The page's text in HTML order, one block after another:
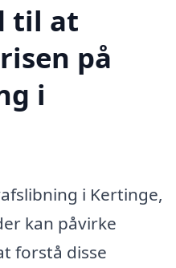
til at
på
i
i Kertinge,
kan påvirke
forstå disse